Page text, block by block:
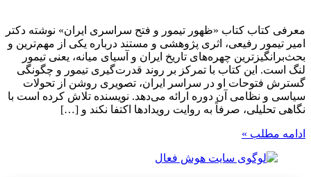
معرفی کتاب کتاب «ظهور تیمور و فتح سراسری ایران» نوشته دکتر
امیر تیمور رفیعی، اثری پژوهشی و مستند درباره یکی از مهم‌ترین و
بحث‌برانگیزترین چهره‌های تاریخ ایران و آسیای میانه، یعنی تیمور
لنگ است. این کتاب با تمرکز بر روند قدرت‌گیری تیمور و چگونگی
گسترش فتوحات او در سراسر ایران، تصویری روشن از تحولات
سیاسی و نظامی آن دوره ارائه می‌دهد. نویسنده تلاش کرده است با
نگاهی تحلیلی، صرفاً به روایت رویدادها اکتفا نکند و […]
ادامه مطلب »